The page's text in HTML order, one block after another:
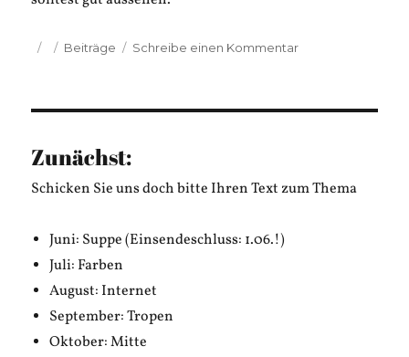
Veröffentlicht
Kategorien
Beiträge Schreibe einen Kommentarzu
Zunächst:
Schicken Sie uns doch bitte Ihren Text zum Thema
Juni: Suppe (Einsendeschluss: 1.06.!)
Juli: Farben
August: Internet
September: Tropen
Oktober: Mitte